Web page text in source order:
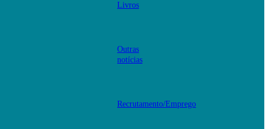
Livros
Outras
notícias
Recrutamento/Emprego